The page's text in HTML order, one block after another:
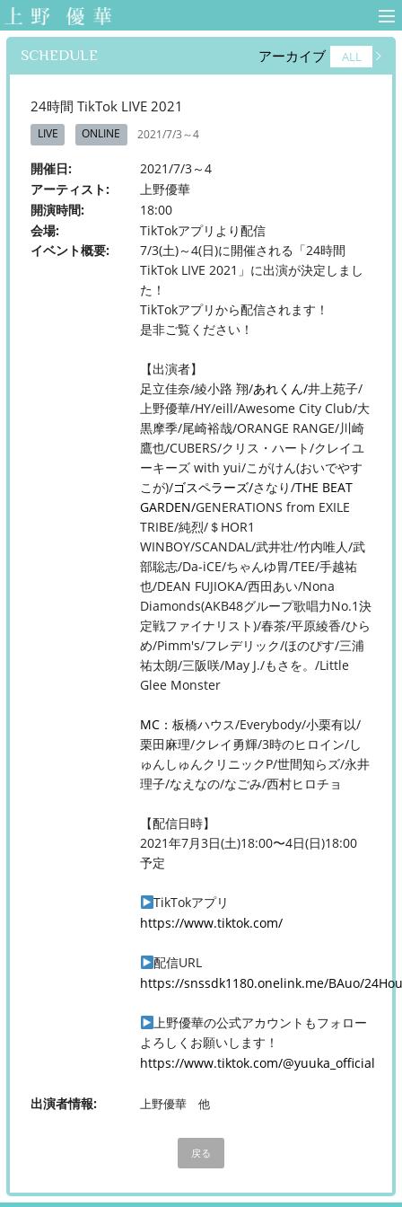
上野優華 オフィ
シャルサイト-
SCHEDULE ALL
アーカイブ
24時間 TikTok LIVE 2021
LIVE ONLINE 2021/7/3～4
開催日
2021/7/3～4
アーティスト
上野優華
開演時間
18:00
会場
TikTokアプリより配信
イベント概要
7/3(土)～4(日)に開催される「24時間
TikTok LIVE 2021」に出演が決定しまし
た！
TikTokアプリから配信されます！
是非ご覧ください！
【出演者】
足立佳奈/綾小路 翔/あれくん/井上苑子/
上野優華/HY/eill/Awesome City Club/大
黒摩季/尾崎裕哉/ORANGE RANGE/川崎
鷹也/CUBERS/クリス・ハート/クレイユ
ーキーズ with yui/こがけん(おいでやす
こが)/ゴスペラーズ/さなり/THE BEAT
GARDEN/GENERATIONS from EXILE
TRIBE/純烈/＄HOR1
WINBOY/SCANDAL/武井壮/竹内唯人/武
部聡志/Da-iCE/ちゃんゆ胃/TEE/手越祐
也/DEAN FUJIOKA/西田あい/Nona
Diamonds(AKB48グループ歌唱力No.1決
定戦ファイナリスト)/春茶/平原綾香/ひら
め/Pimm's/フレデリック/ほのぴす/三浦
祐太朗/三阪咲/May J./もさを。/Little
Glee Monster
MC： 板橋ハウス/Everybody/小栗有以/
栗田麻理/クレイ勇輝/3時のヒロイン/し
ゅんしゅんクリニックP/世間知らズ/永井
理子/なえなの/なごみ/西村ヒロチョ
【配信日時】
2021年7月3日(土)18:00〜4日(日)18:00
予定
TikTokアプリ
https://www.tiktok.com/
配信URL
https://snssdk1180.onelink.me/BAuo/
上野優華の公式アカウントもフォロー
よろしくお願いします！
https://www.tiktok.com/@yuuka_official
出演者情報 上野優華 他
戻る